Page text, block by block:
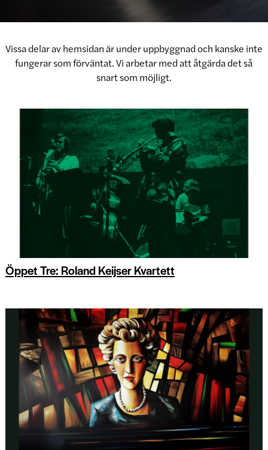
Vissa delar av hemsidan är under uppbyggnad och kanske inte
fungerar som förväntat. Vi arbetar med att åtgärda det så
snart som möjligt.
Öppet Tre: Roland Keijser Kvartett